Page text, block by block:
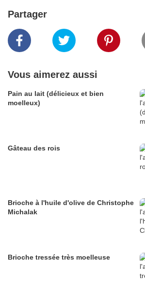
Partager
Vous aimerez aussi
Pain au lait (délicieux et bien
moelleux)
Gâteau des rois
Brioche à l'huile d'olive de Christophe
Michalak
Brioche tressée très moelleuse